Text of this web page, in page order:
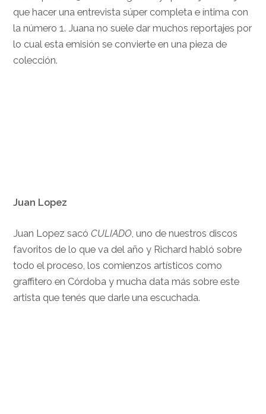
que hacer una entrevista súper completa e íntima con
la número 1. Juana no suele dar muchos reportajes por
lo cual esta emisión se convierte en una pieza de
colección.
Juan Lopez
Juan Lopez sacóCULIADO, uno de nuestros discos
favoritos de lo que va del año y Richard habló sobre
todo el proceso, los comienzos artísticos como
graffitero en Córdoba y mucha data más sobre este
artista que tenés que darle una escuchada.